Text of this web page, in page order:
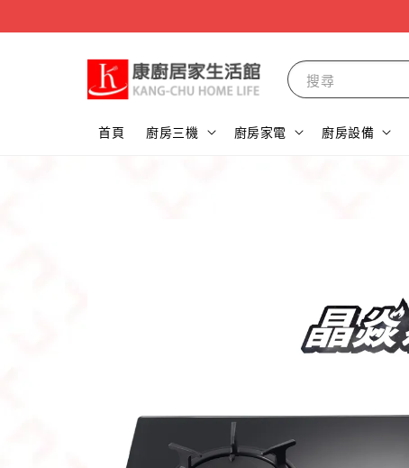
搜尋
首頁 廚房三機 廚房家電 廚房設備